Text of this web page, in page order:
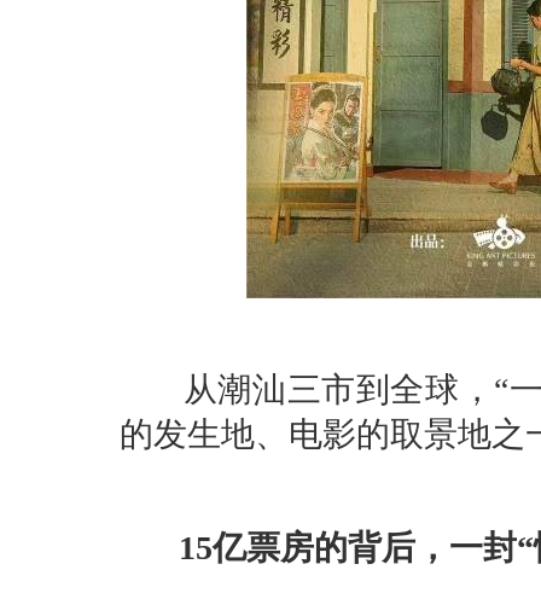
从潮汕三市到全球，“一
的发生地、电影的取景地
15亿票房的背后，一封